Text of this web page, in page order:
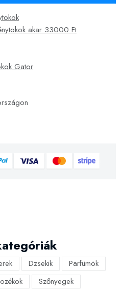
akar 33000 Ft
Gator
Dzsekik
Parfümök
Szőnyegek